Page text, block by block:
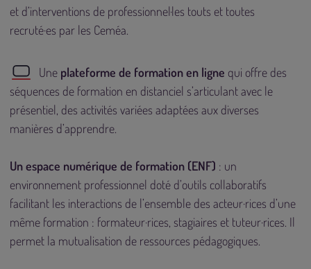
et d’interventions de professionnel·les touts et toutes
recruté·es par les Ceméa.
Uneplateforme de formation en ligne qui offre des
séquences de formation en distanciel s’articulant avec le
présentiel, des activités variées adaptées aux diverses
manières d’apprendre.
Un espace numérique de formation (ENF) : un
environnement professionnel doté d’outils collaboratifs
facilitant les interactions de l’ensemble des acteur·rices d’une
même formation : formateur·rices, stagiaires et tuteur·rices. Il
permet la mutualisation de ressources pédagogiques.